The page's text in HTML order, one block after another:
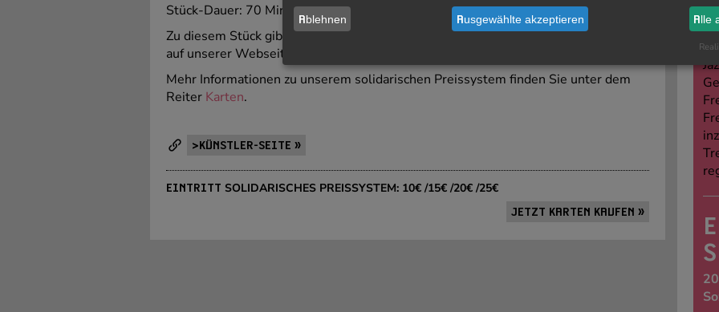
Stück-Dauer: 70 Minuten
Zu diesem Stück gibt es eineContent Note . Diese ist im BereichZugänglichkeit
auf unserer Webseite zu finden
Mehr Informationen zu unserem solidarischen Preissystem finden Sie unter dem
Reiter Karten.
>KÜNSTLER-SEITE »
EINTRITT SOLIDARISCHES PREISSYSTEM: 10€ /15€ /20€ /25€
JETZT KARTEN KAUFEN »
ist
Ablehnen Ausgewählte akzeptieren Alle